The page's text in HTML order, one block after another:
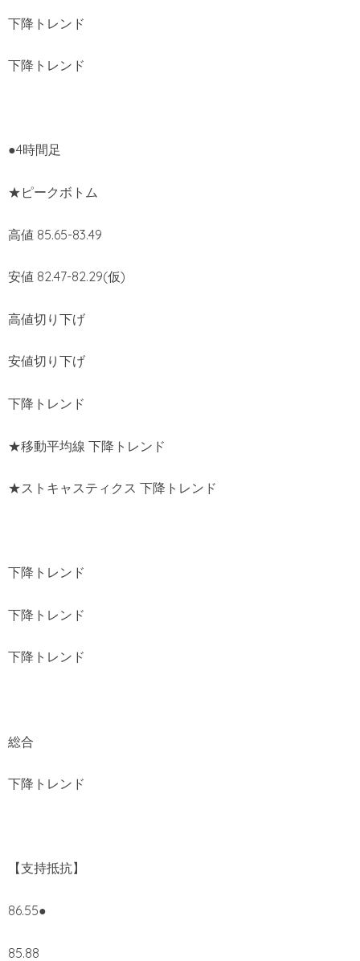
下降トレンド
下降トレンド
●4時間足
★ピークボトム
高値 85.65-83.49
安値 82.47-82.29(仮)
高値切り下げ
安値切り下げ
下降トレンド
★移動平均線 下降トレンド
★ストキャスティクス 下降トレンド
下降トレンド
下降トレンド
下降トレンド
総合
下降トレンド
【支持抵抗】
86.55●
85.88